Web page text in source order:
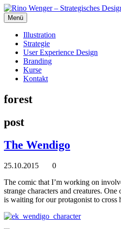
Menü
Illustration
Strategie
User Experience Design
Branding
Kurse
Kontakt
forest
post
The Wendigo
25.10.2015
0
The comic that I’m working on
strange characters and creatures.
is waiting for our protagonist to cross